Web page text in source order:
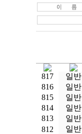
817 일반
816
일반
815
일반
814
일반
813
일반
812
일반